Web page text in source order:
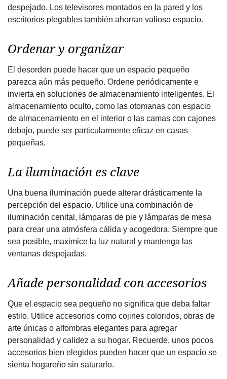
despejado. Los televisores montados en la pared y los
escritorios plegables también ahorran valioso espacio.
Ordenar y organizar
El desorden puede hacer que un espacio pequeño
parezca aún más pequeño. Ordene periódicamente e
invierta en soluciones de almacenamiento inteligentes. El
almacenamiento oculto, como las otomanas con espacio
de almacenamiento en el interior o las camas con cajones
debajo, puede ser particularmente eficaz en casas
pequeñas.
La iluminación es clave
Una buena iluminación puede alterar drásticamente la
percepción del espacio. Utilice una combinación de
iluminación cenital, lámparas de pie y lámparas de mesa
para crear una atmósfera cálida y acogedora. Siempre que
sea posible, maximice la luz natural y mantenga las
ventanas despejadas.
Añade personalidad con accesorios
Que el espacio sea pequeño no significa que deba faltar
estilo. Utilice accesorios como cojines coloridos, obras de
arte únicas o alfombras elegantes para agregar
personalidad y calidez a su hogar. Recuerde, unos pocos
accesorios bien elegidos pueden hacer que un espacio se
sienta hogareño sin saturarlo.